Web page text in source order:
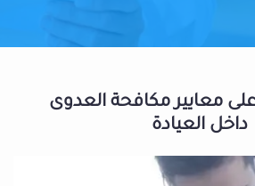
معايير مكافحة العدوى
داخل العيادة